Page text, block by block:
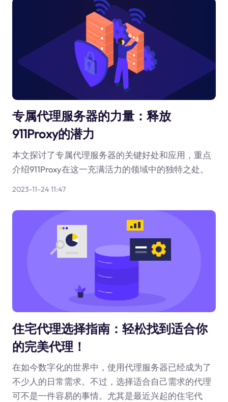
专属代理服务器的力量：释放
911Proxy的潜力
本文探讨了专属代理服务器的关键好处和应用，重点
介绍911Proxy在这一充满活力的领域中的独特之处。
2023-11-24 11:47
住宅代理选择指南：轻松找到适合你
的完美代理！
在如今数字化的世界中，使用代理服务器已经成为了
不少人的日常需求。不过，选择适合自己需求的代理
可不是一件容易的事情。尤其是最近兴起的住宅代